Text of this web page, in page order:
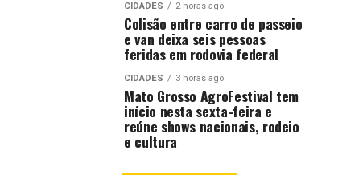
CIDADES 2 horas ago
Colisão entre carro de passeio
e van deixa seis pessoas
feridas em rodovia federal
CIDADES 3 horas ago
Mato Grosso AgroFestival tem
início nesta sexta-feira e
reúne shows nacionais, rodeio
e cultura